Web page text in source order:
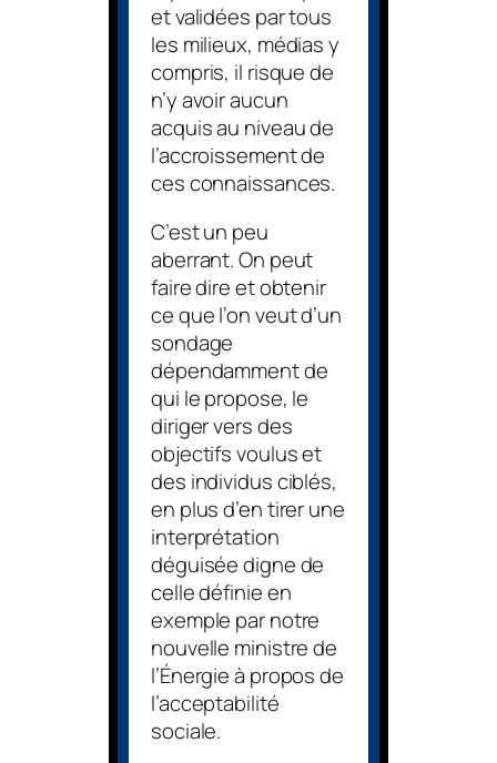
et validées par tous
les milieux, médias y
compris, il risque de
n’y avoir aucun
acquis au niveau de
l’accroissement de
ces connaissances.
C’est un peu
aberrant. On peut
faire dire et obtenir
ce que l’on veut d’un
sondage
dépendamment de
qui le propose, le
diriger vers des
objectifs voulus et
des individus ciblés,
en plus d’en tirer une
interprétation
déguisée digne de
celle définie en
exemple par notre
nouvelle ministre de
l’Énergie à propos de
l’acceptabilité
sociale.